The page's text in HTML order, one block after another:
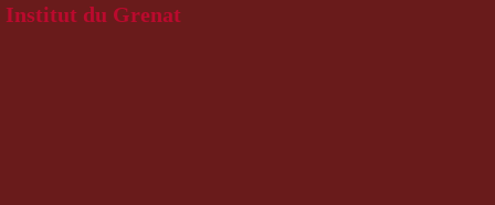
Institut du Grenat